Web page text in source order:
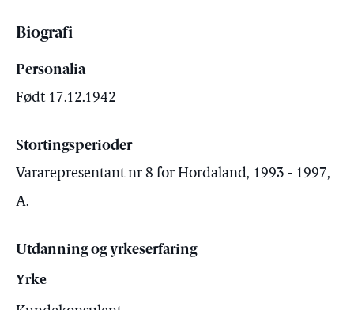
Biografi
Personalia
Født 17.12.1942
Stortingsperioder
Vararepresentant nr 8 for Hordaland, 1993 - 1997,
A.
Utdanning og yrkeserfaring
Yrke